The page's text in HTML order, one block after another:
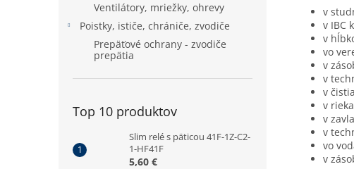
Ventilátory, mriežky, ohrevy
Poistky, ističe, chrániče, zvodiče
Prepäťové ochrany - zvodiče
prepätia
Top 10 produktov
Slim relé s päticou 41F-1Z-C2-
1-HF41F
5,60 €
v
v IBC
v
vo
v
v
v
v
v
v
vo
v